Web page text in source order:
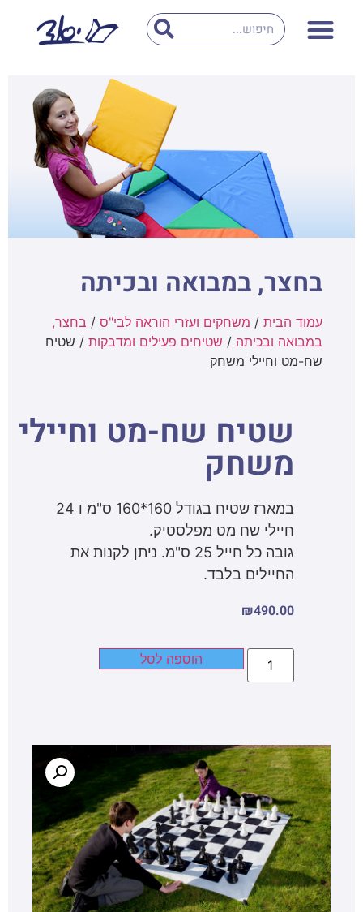
בחצר, במבואה ובכיתה
עמוד הבית / משחקים ועזרי הוראה לבי"ס / בחצר,
במבואה ובכיתה / שטיחים פעילים ומדבקות / שטיח
שח-מט וחיילי משחק
שטיח שח-מט וחיילי
משחק
במארז שטיח בגודל 160*160 ס"מ ו 24
חיילי שח מט מפלסטיק.
גובה כל חייל 25 ס"מ. ניתן לקנות את
החיילים בלבד.
₪490.00
הוספה לסל